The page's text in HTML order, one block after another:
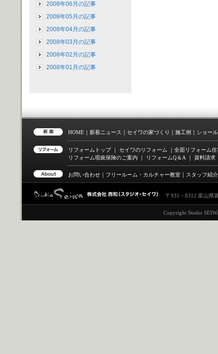
2008年06月の記事
2008年05月の記事
2008年04月の記事
2008年03月の記事
2008年02月の記事
2008年01月の記事
HOME｜新着ニュース｜セイワの家づくり｜施工例｜ショー
リフォームトップ｜セイワのリフォーム｜全面リフォーム住
リフォーム瑕疵保険のご案内｜リフォームQ＆A｜資料請求
お問い合わせ｜フリールーム・カルチャー教室｜スタッフ紹介
〒 931－8312 富山県
Copyright Studio